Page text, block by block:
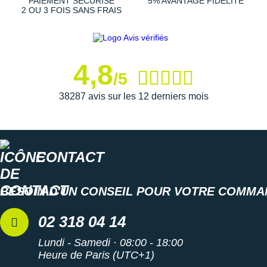
2 OU 3 FOIS SANS FRAIS
4,8/5
38287 avis sur les 12 derniers mois
CONTACT
BESOIN D'UN CONSEIL POUR VOTRE
02 318 04 14
Lundi - Samedi · 08:00 - 18:00
Heure de Paris (UTC+1)